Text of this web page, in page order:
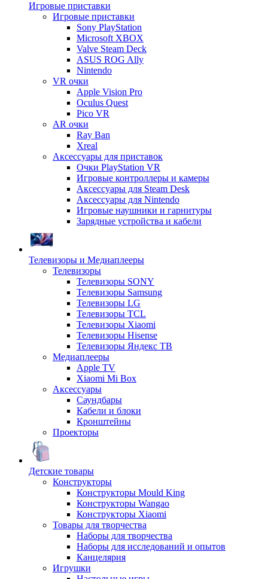
Игровые приставки
Игровые приставки
Sony PlayStation
Microsoft XBOX
Valve Steam Deck
ASUS ROG Ally
Nintendo
VR очки
Apple Vision Pro
Oculus Quest
Pico VR
AR очки
Ray Ban
Xreal
Аксессуары для приставок
Очки PlayStation VR
Игровые контроллеры и камеры
Аксессуары для Steam Desk
Аксессуары для Nintendo
Игровые наушники и гарнитуры
Зарядные устройства и кабели
Телевизоры и Медиаплееры
Телевизоры
Телевизоры SONY
Телевизоры Samsung
Телевизоры LG
Телевизоры TCL
Телевизоры Xiaomi
Телевизоры Hisense
Телевизоры Яндекс ТВ
Медиаплееры
Apple TV
Xiaomi Mi Box
Аксессуары
Саундбары
Кабели и блоки
Кронштейны
Проекторы
Детские товары
Конструкторы
Конструкторы Mould King
Конструкторы Wangao
Конструкторы Xiaomi
Товары для творчества
Наборы для творчества
Наборы для исследований и опытов
Канцелярия
Игрушки